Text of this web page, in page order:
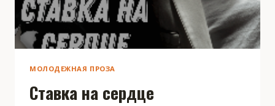
МОЛОДЕЖНАЯ ПРОЗА
Ставка на сердце